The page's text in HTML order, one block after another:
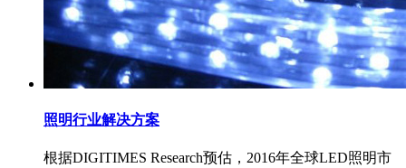
照明行业解决方案
根据DIGITIMES Research预估，2016年全球LED照明市